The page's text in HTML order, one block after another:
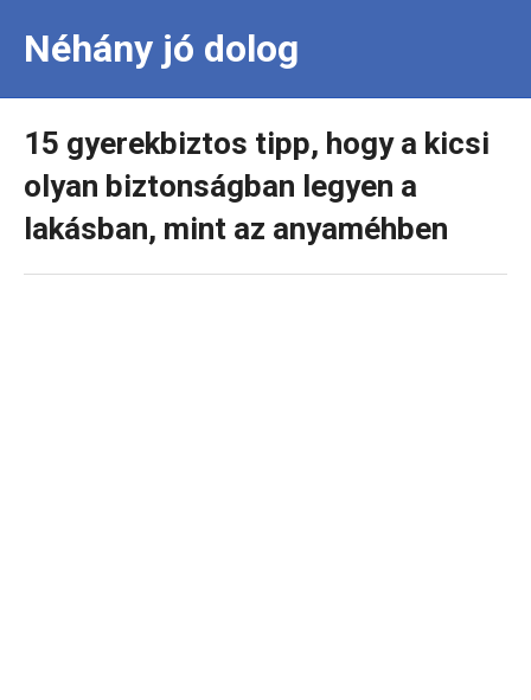
Néhány jó dolog
15 gyerekbiztos tipp, hogy a kicsi
olyan biztonságban legyen a
lakásban, mint az anyaméhben